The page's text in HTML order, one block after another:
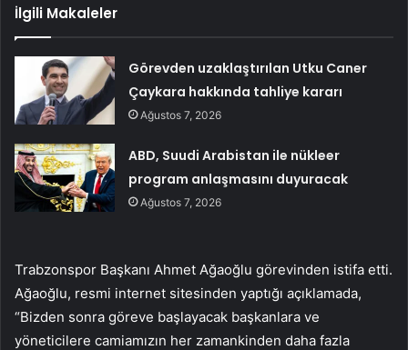
İlgili Makaleler
Görevden uzaklaştırılan Utku Caner
Çaykara hakkında tahliye kararı
Ağustos 7, 2026
ABD, Suudi Arabistan ile nükleer
program anlaşmasını duyuracak
Ağustos 7, 2026
Trabzonspor Başkanı Ahmet Ağaoğlu görevinden istifa etti.
Ağaoğlu, resmi internet sitesinden yaptığı açıklamada,
“Bizden sonra göreve başlayacak başkanlara ve
yöneticilere camiamızın her zamankinden daha fazla